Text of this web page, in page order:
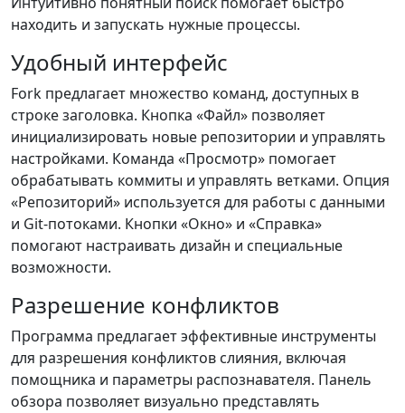
находить и запускать нужные процессы.
Удобный интерфейс
Fork предлагает множество команд, доступных в
строке заголовка. Кнопка «Файл» позволяет
инициализировать новые репозитории и управлять
настройками. Команда «Просмотр» помогает
обрабатывать коммиты и управлять ветками. Опция
«Репозиторий» используется для работы с данными
и Git-потоками. Кнопки «Окно» и «Справка»
помогают настраивать дизайн и специальные
возможности.
Разрешение конфликтов
Программа предлагает эффективные инструменты
для разрешения конфликтов слияния, включая
помощника и параметры распознавателя. Панель
обзора позволяет визуально представлять